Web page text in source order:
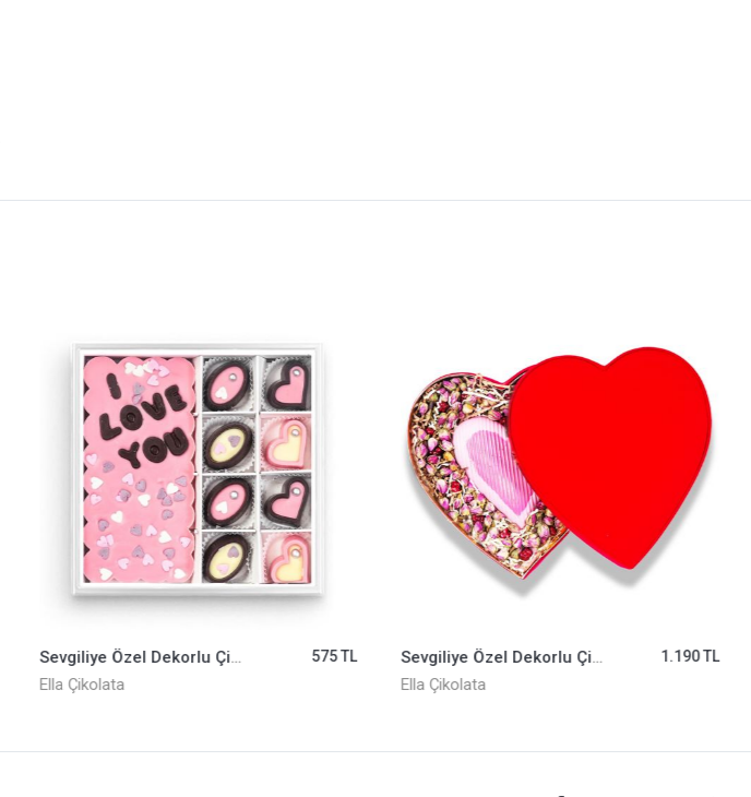
Sevgiliye Özel Dekorlu Çikolata ELLA0001218
Ella Çikolata
575 TL
Sevgiliye Özel Dekorlu Çikolata ELLA0001253
Ella Çikolata
1.190 TL